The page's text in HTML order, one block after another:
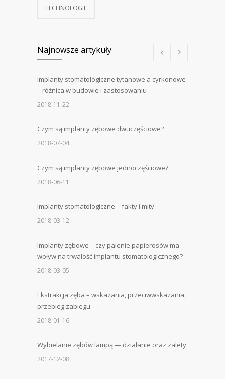
TECHNOLOGIE
Najnowsze artykuły
Implanty stomatologiczne tytanowe a cyrkonowe
– różnica w budowie i zastosowaniu
2018-11-22
Czym są implanty zębowe dwuczęściowe?
2018-07-04
Czym są implanty zębowe jednoczęściowe?
2018-06-11
Implanty stomatologiczne – fakty i mity
2018-03-12
Implanty zębowe – czy palenie papierosów ma
wpływ na trwałość implantu stomatologicznego?
2018-03-05
Ekstrakcja zęba – wskazania, przeciwwskazania,
przebieg zabiegu
2018-01-16
Wybielanie zębów lampą — działanie oraz zalety
2017-12-08